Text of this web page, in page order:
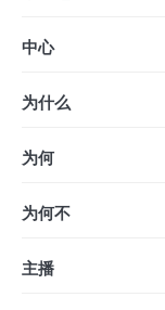
中心
为什么
为何
为何不
主播